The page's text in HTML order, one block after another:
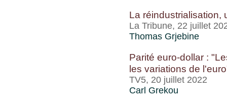
La réindustrialisation,
La Tribune, 22 juillet
Thomas Grjebine
Parité euro-dollar :
les variations de
TV5, 20 juillet 2022
Carl Grekou